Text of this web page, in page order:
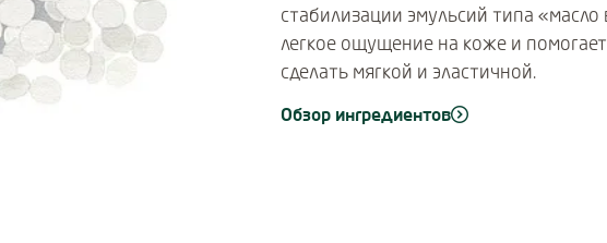
стабилизации эмульсий типа «масло
легкое ощущение на коже и помогает
сделать мягкой и эластичной.
Обзор ингредиентов